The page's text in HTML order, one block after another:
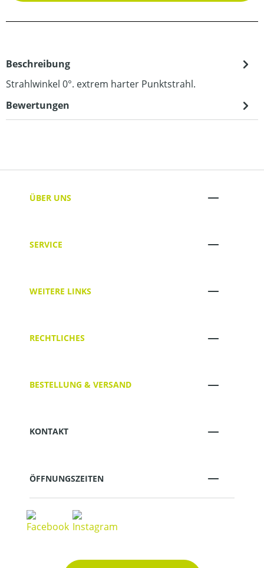
Beschreibung
Strahlwinkel 0°. extrem harter Punktstrahl.
Bewertungen
ÜBER UNS
SERVICE
WEITERE LINKS
RECHTLICHES
BESTELLUNG & VERSAND
KONTAKT
ÖFFNUNGSZEITEN